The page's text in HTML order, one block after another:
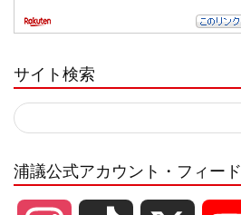
サイト検索
浦議公式アカウント・フィード